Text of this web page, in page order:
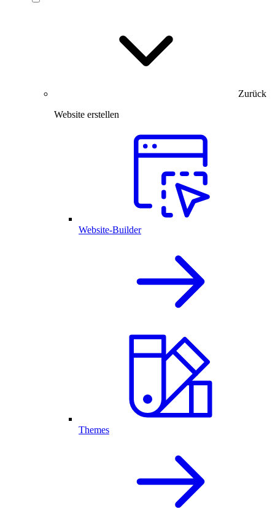
Zurück
Website erstellen
Website-Builder
Themes